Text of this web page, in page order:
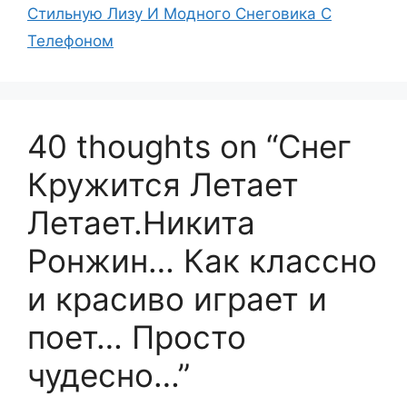
Стильную Лизу И Модного Снеговика С
Телефоном
40 thoughts on “Снег
Кружится Летает
Летает.Никита
Ронжин… Как классно
и красиво играет и
поет… Просто
чудесно…”